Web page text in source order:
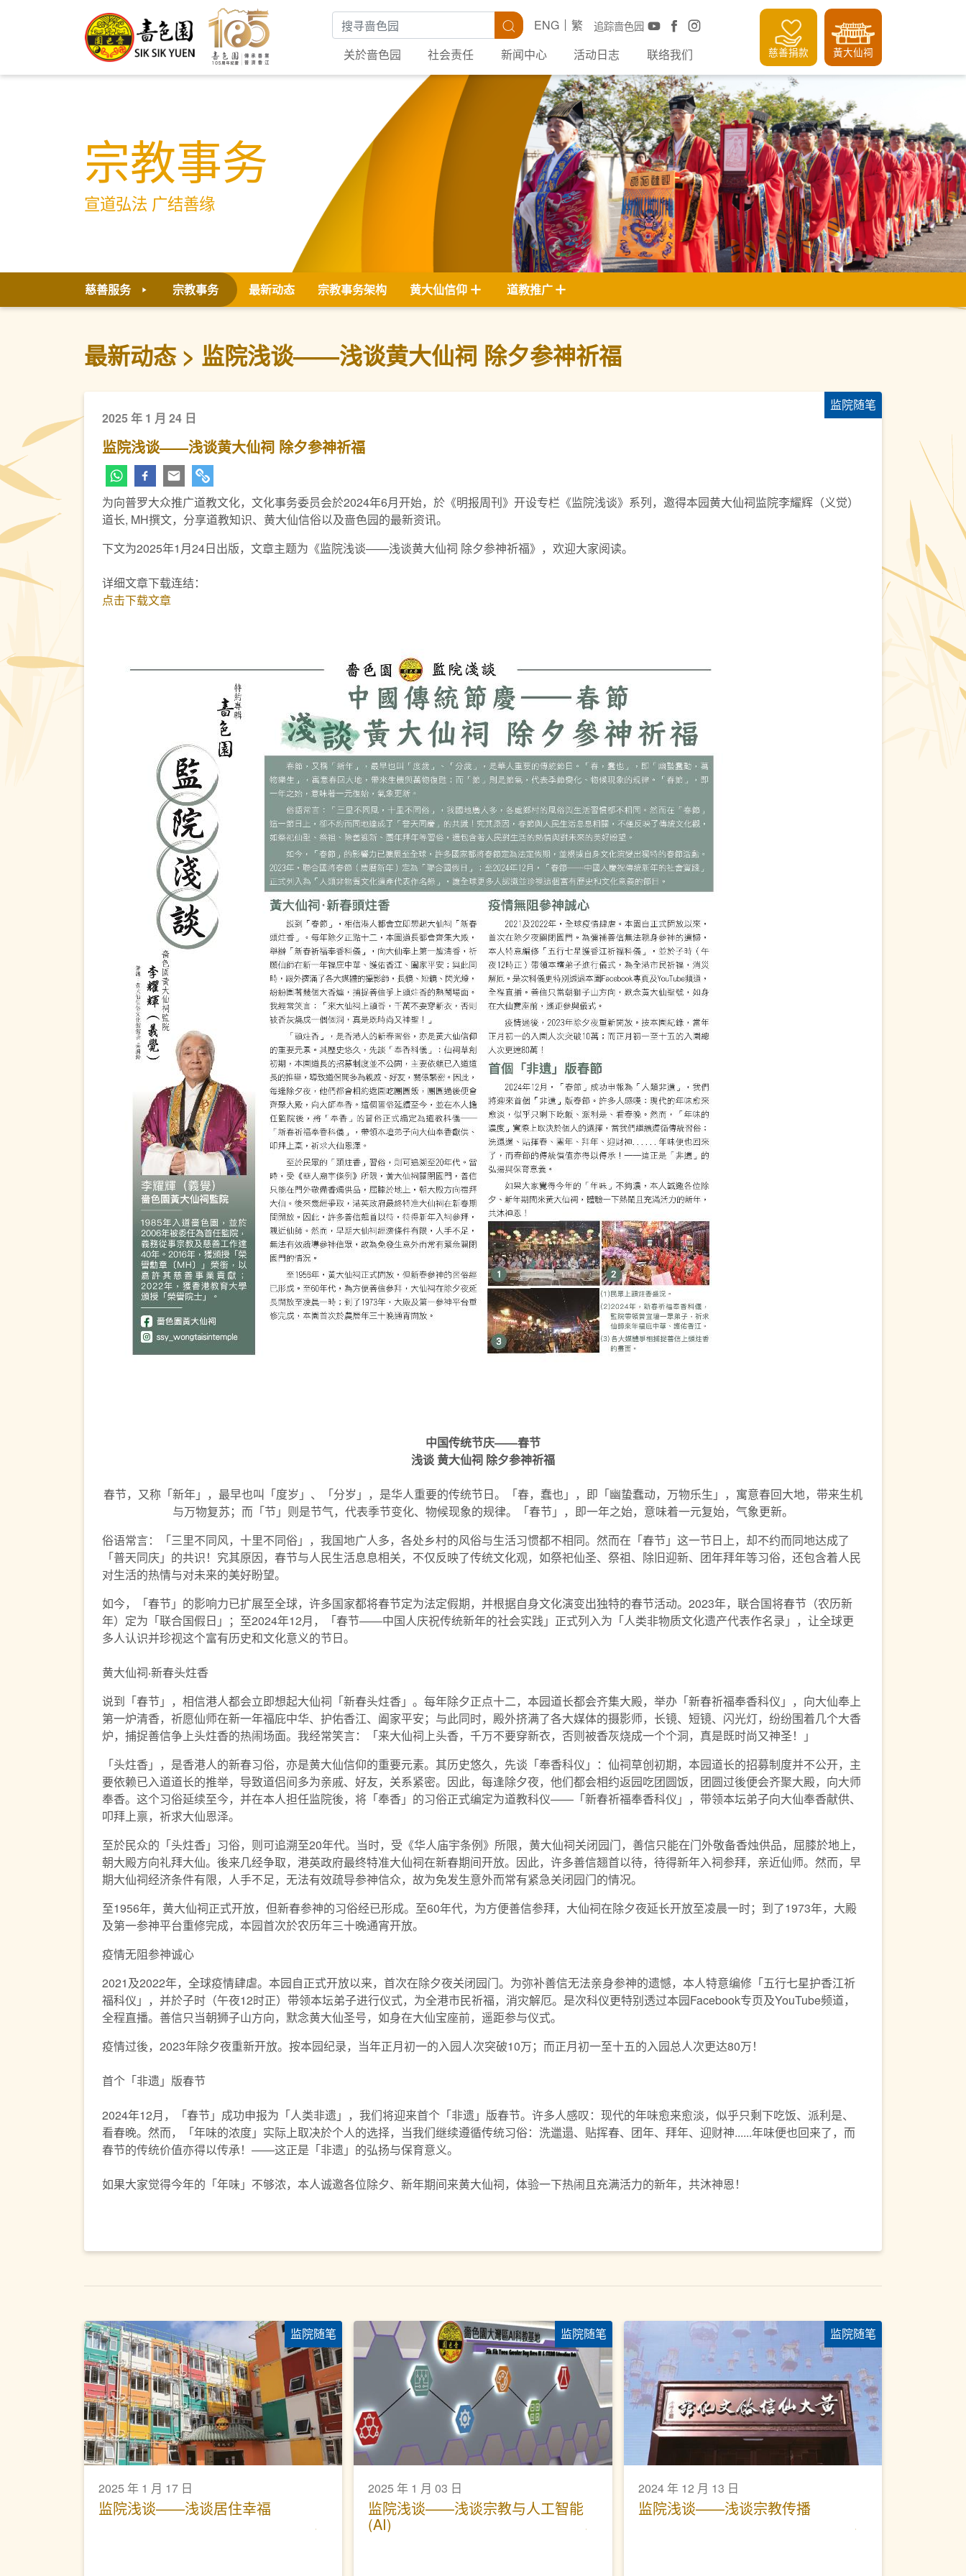
搜寻关键字 搜寻 追踪啬色园
ENG
繁
关於啬色园
社会责任 新闻中心 活动日志 联络我们 慈善捐款 黃大仙祠
宗教事务
宣道弘法 广结善缘
慈善服务 宗教事务 最新动态 宗教事务架构 黄大仙信仰 道教推广
最新动态 监院浅谈——浅谈黄大仙祠 除夕参神祈福
监院随笔
2025 年 1 月 24 日
监院浅谈——浅谈黄大仙祠 除夕参神祈福
为向普罗大众推广道教文化，文化事务委员会於2024年6月开始，於《明报周刊》开设专栏《监院浅谈》系列，邀得本园黄大仙祠监院李耀辉（义觉）
道长, MH撰文，分享道教知识、黄大仙信俗以及啬色园的最新资讯。
下文为2025年1月24日出版，文章主题为《监院浅谈——浅谈黄大仙祠 除夕参神祈福》，欢迎大家阅读。
详细文章下载连结：
点击下载文章
中国传统节庆——春节
浅谈 黄大仙祠 除夕参神祈福
春节，又称「新年」，最早也叫「度岁」、「分岁」，是华人重要的传统节日。「春，蠢也」，即「幽蛰蠢动，万物乐生」，寓意春回大地，带来生机
与万物复苏；而「节」则是节气，代表季节变化、物候现象的规律。「春节」，即一年之始，意味着一元复始，气象更新。
俗语常言：「三里不同风，十里不同俗」，我国地广人多，各处乡村的风俗与生活习惯都不相同。然而在「春节」这一节日上，却不约而同地达成了
「普天同庆」的共识！究其原因，春节与人民生活息息相关，不仅反映了传统文化观，如祭祀仙圣、祭祖、除旧迎新、团年拜年等习俗，还包含着人民
对生活的热情与对未来的美好盼望。
如今，「春节」的影响力已扩展至全球，许多国家都将春节定为法定假期，并根据自身文化演变出独特的春节活动。2023年，联合国将春节（农历新
年）定为「联合国假日」；至2024年12月，「春节——中国人庆祝传统新年的社会实践」正式列入为「人类非物质文化遗产代表作名录」，让全球更
多人认识并珍视这个富有历史和文化意义的节日。
黄大仙祠‧新春头炷香
说到「春节」，相信港人都会立即想起大仙祠「新春头炷香」。每年除夕正点十二，本园道长都会齐集大殿，举办「新春祈福奉香科仪」，向大仙奉上
第一炉清香，祈愿仙师在新一年福庇中华、护佑香江、阖家平安；与此同时，殿外挤满了各大媒体的摄影师，长镜、短镜、闪光灯，纷纷围着几个大香
炉，捕捉善信争上头炷香的热闹场面。我经常笑言：「来大仙祠上头香，千万不要穿新衣，否则被香灰烧成一个个洞，真是既时尚又神圣！」
「头炷香」，是香港人的新春习俗，亦是黄大仙信仰的重要元素。其历史悠久，先谈「奉香科仪」：仙祠草创初期，本园道长的招募制度并不公开，主
要依赖已入道道长的推举，导致道侣间多为亲戚、好友，关系紧密。因此，每逢除夕夜，他们都会相约返园吃团圆饭，团圆过後便会齐聚大殿，向大师
奉香。这个习俗延续至今，并在本人担任监院後，将「奉香」的习俗正式编定为道教科仪——「新春祈福奉香科仪」，带领本坛弟子向大仙奉香献供、
叩拜上禀，祈求大仙恩泽。
至於民众的「头炷香」习俗，则可追溯至20年代。当时，受《华人庙宇条例》所限，黄大仙祠关闭园门，善信只能在门外敬备香烛供品，屈膝於地上，
朝大殿方向礼拜大仙。後来几经争取，港英政府最终特准大仙祠在新春期间开放。因此，许多善信翘首以待，待得新年入祠参拜，亲近仙师。然而，早
期大仙祠经济条件有限，人手不足，无法有效疏导参神信众，故为免发生意外而常有紧急关闭园门的情况。
至1956年，黄大仙祠正式开放，但新春参神的习俗经已形成。至60年代，为方便善信参拜，大仙祠在除夕夜延长开放至凌晨一时；到了1973年，大殿
及第一参神平台重修完成，本园首次於农历年三十晚通宵开放。
疫情无阻参神诚心
2021及2022年，全球疫情肆虐。本园自正式开放以来，首次在除夕夜关闭园门。为弥补善信无法亲身参神的遗憾，本人特意编修「五行七星护香江祈
福科仪」，并於子时（午夜12时正）带领本坛弟子进行仪式，为全港市民祈福，消灾解厄。是次科仪更特别透过本园Facebook专页及YouTube频道，
全程直播。善信只当朝狮子山方向，默念黄大仙圣号，如身在大仙宝座前，遥距参与仪式。
疫情过後，2023年除夕夜重新开放。按本园纪录，当年正月初一的入园人次突破10万；而正月初一至十五的入园总人次更达80万！
首个「非遗」版春节
2024年12月，「春节」成功申报为「人类非遗」，我们将迎来首个「非遗」版春节。许多人感叹：现代的年味愈来愈淡，似乎只剩下吃饭、派利是、
看春晚。然而，「年味的浓度」实际上取决於个人的选择，当我们继续遵循传统习俗：洗邋遢、贴挥春、团年、拜年、迎财神......年味便也回来了，而
春节的传统价值亦得以传承！——这正是「非遗」的弘扬与保育意义。
如果大家觉得今年的「年味」不够浓，本人诚邀各位除夕、新年期间来黄大仙祠，体验一下热闹且充满活力的新年，共沐神恩！
监院随笔
2025 年 1 月 17 日
监院浅谈——浅谈居住幸福
监院随笔
2025 年 1 月 03 日
监院浅谈——浅谈宗教与人工智能
(AI)
监院随笔
2024 年 12 月 13 日
监院浅谈——浅谈宗教传播